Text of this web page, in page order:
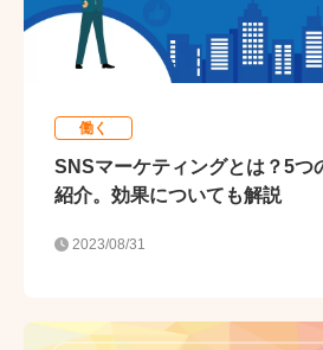
働く
SNSマーケティングとは？5つ
紹介。効果についても解説
2023/08/31